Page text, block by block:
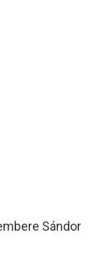
Sándor